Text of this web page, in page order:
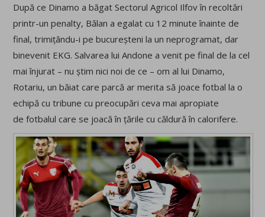
După ce Dinamo a băgat Sectorul Agricol Ilfov în recoltări
printr-un penalty, Bălan a egalat cu 12 minute înainte de
final, trimițându-i pe bucureșteni la un neprogramat, dar
binevenit EKG. Salvarea lui Andone a venit pe final de la cel
mai înjurat – nu știm nici noi de ce – om al lui Dinamo,
Rotariu, un băiat care parcă ar merita să joace fotbal la o
echipă cu tribune cu preocupări ceva mai apropiate
de fotbalul care se joacă în țările cu căldură în calorifere.